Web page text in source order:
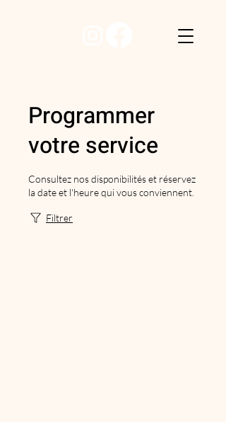
Programmer
votre service
Consultez nos disponibilités et réservez
la date et l'heure qui vous conviennent.
Filtrer